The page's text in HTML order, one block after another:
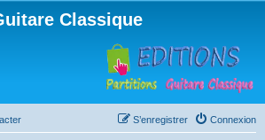
Classique
Connexion
S’enregistrer